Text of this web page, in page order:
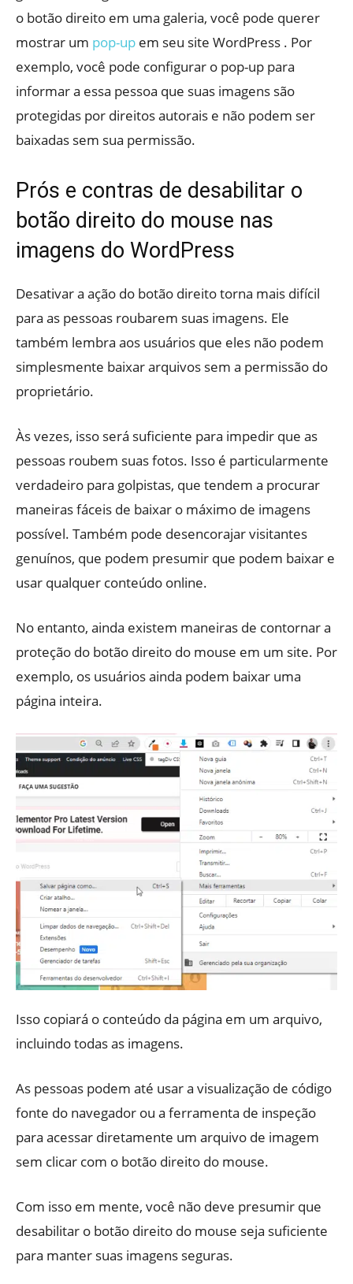
o botão direito em uma galeria, você pode querer
mostrar um pop-up em seu site WordPress . Por
exemplo, você pode configurar o pop-up para
informar a essa pessoa que suas imagens são
protegidas por direitos autorais e não podem ser
baixadas sem sua permissão.
Prós e contras de desabilitar o
botão direito do mouse nas
imagens do WordPress
Desativar a ação do botão direito torna mais difícil
para as pessoas roubarem suas imagens. Ele
também lembra aos usuários que eles não podem
simplesmente baixar arquivos sem a permissão do
proprietário.
Às vezes, isso será suficiente para impedir que as
pessoas roubem suas fotos. Isso é particularmente
verdadeiro para golpistas, que tendem a procurar
maneiras fáceis de baixar o máximo de imagens
possível. Também pode desencorajar visitantes
genuínos, que podem presumir que podem baixar e
usar qualquer conteúdo online.
No entanto, ainda existem maneiras de contornar a
proteção do botão direito do mouse em um site. Por
exemplo, os usuários ainda podem baixar uma
página inteira.
Isso copiará o conteúdo da página em um arquivo,
incluindo todas as imagens.
As pessoas podem até usar a visualização de código
fonte do navegador ou a ferramenta de inspeção
para acessar diretamente um arquivo de imagem
sem clicar com o botão direito do mouse.
Com isso em mente, você não deve presumir que
desabilitar o botão direito do mouse seja suficiente
para manter suas imagens seguras.